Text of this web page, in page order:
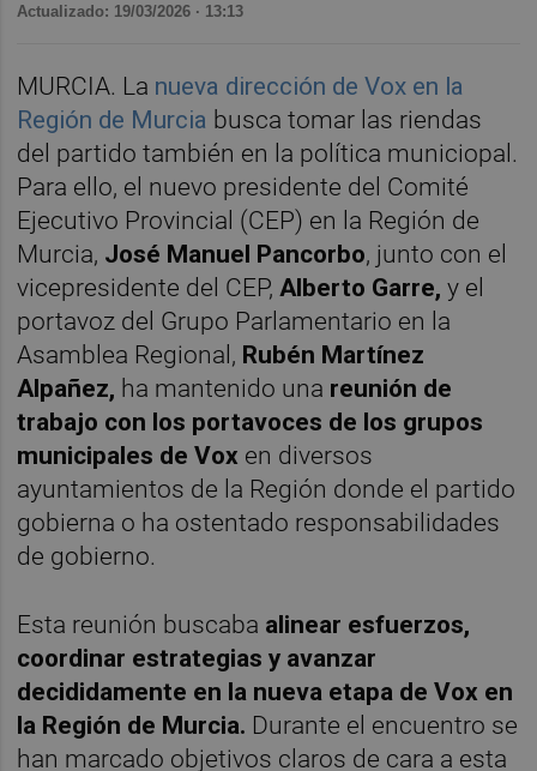
Actualizado: 19/03/2026 · 13:13
MURCIA. La nueva dirección de Vox en la
Región de Murcia busca tomar las riendas
del partido también en la política municiopal.
Para ello, el nuevo presidente del Comité
Ejecutivo Provincial (CEP) en la Región de
Murcia, José Manuel Pancorbo, junto con el
vicepresidente del CEP, Alberto Garre, y el
portavoz del Grupo Parlamentario en la
Asamblea Regional, Rubén Martínez
Alpañez, ha mantenido una reunión de
trabajo con los portavoces de los grupos
municipales de Vox en diversos
ayuntamientos de la Región donde el partido
gobierna o ha ostentado responsabilidades
de gobierno.
Esta reunión buscaba alinear esfuerzos,
coordinar estrategias y avanzar
decididamente en la nueva etapa de Vox en
la Región de Murcia. Durante el encuentro se
han marcado objetivos claros de cara a esta